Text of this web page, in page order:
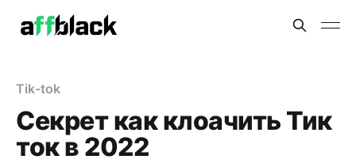
Tik-tok
Секрет как клоачить Тик
ток в 2022